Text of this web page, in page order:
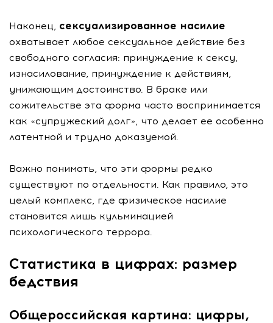
Наконец, сексуализированное насилие
охватывает любое сексуальное действие без
свободного согласия: принуждение к сексу,
изнасилование, принуждение к действиям,
унижающим достоинство. В браке или
сожительстве эта форма часто воспринимается
как «супружеский долг», что делает ее особенно
латентной и трудно доказуемой.
Важно понимать, что эти формы редко
существуют по отдельности. Как правило, это
целый комплекс, где физическое насилие
становится лишь кульминацией
психологического террора.
Статистика в цифрах: размер
бедствия
Общероссийская картина: цифры,